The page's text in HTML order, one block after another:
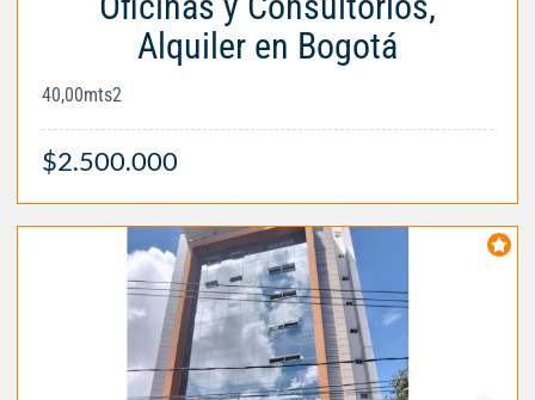
Alquiler en Bogotá
40,00mts2
$2.500.000